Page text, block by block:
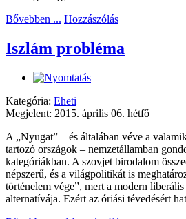
Bővebben ... Hozzászólás
Iszlám probléma
Kategória: Eheti
Megjelent: 2015. április 06. hétfő
A „Nyugat” – és általában véve a
tartozó országok – nemzetállamban
kategóriákban. A szovjet birodalom
népszerű, és a világpolitikát is
történelem vége”, mert a modern
alternatívája. Ezért az óriási tévedésért